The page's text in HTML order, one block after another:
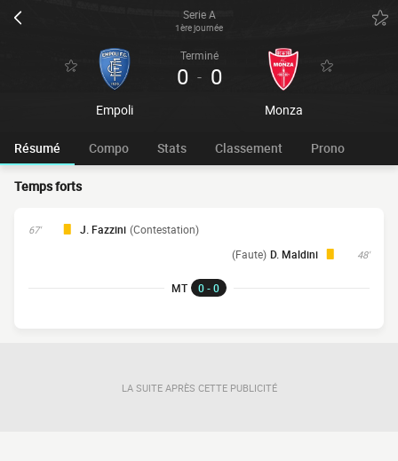
Serie A
1ère journée
Empoli
Terminé
0 - 0
Monza
Résumé Compo Stats Classement Prono
Temps forts
67' J. Fazzini (Contestation)
48'
D. Maldini
(Faute)
MT 0 - 0
LA SUITE APRÈS CETTE PUBLICITÉ